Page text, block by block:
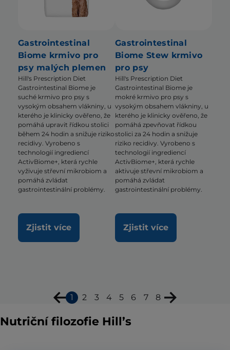
Gastrointestinal
Biome krmivo pro
psy malých plemen
Hill's Prescription Diet
Gastrointestinal Biome je
suché krmivo pro psy s
vysokým obsahem vlákniny, u
kterého je klinicky ověřeno, že
pomáhá upravit řídkou stolici
během 24 hodin a snižuje riziko
recidivy. Vyrobeno s
technologií ingrediencí
ActivBiome+, která rychle
vyživuje střevní mikrobiom a
pomáhá zvládat
gastrointestinální problémy.
Zjistit více
Gastrointestinal
Biome Stew krmivo
pro psy
Hill's Prescription Diet
Gastrointestinal Biome je
mokré krmivo pro psy s
vysokým obsahem vlákniny, u
kterého je klinicky ověřeno, že
pomáhá zpevňovat řídkou
stolici za 24 hodin a snižuje
riziko recidivy. Vyrobeno s
technologií ingrediencí
ActivBiome+, která rychle
aktivuje střevní mikrobiom a
pomáhá zvládat
gastrointestinální problémy.
Zjistit více
1 2 3 4 5 6 7 8
Nutriční filozofie Hill’s